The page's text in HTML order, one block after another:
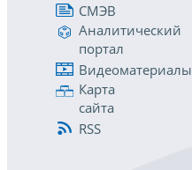
СМЭВ
Аналитический
портал
Видеоматериалы
Карта
сайта
RSS